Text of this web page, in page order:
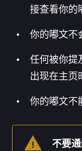
接查看你的
你的嘟文不
任何被你提
出现在主页
你的嘟文不
不要